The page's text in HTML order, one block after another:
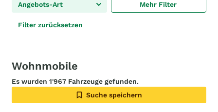
Angebots-Art Mehr Filter
Filter zurücksetzen
Wohnmobile
Es wurden 1'967 Fahrzeuge gefunden.
Suche speichern